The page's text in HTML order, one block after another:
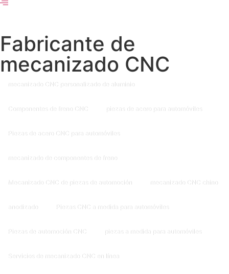
Fabricante de
mecanizado CNC
mecanizado CNC personalizado de aluminio
Componentes de freno CNC piezas de acero para automóviles
Piezas de acero CNC para automóviles
mecanizado de componentes de freno
Mecanizado CNC de piezas de automoción mecanizado CNC chino
anodizado Piezas CNC a medida para automóviles
Piezas de automoción CNC piezas a medida para automóviles
Servicios de mecanizado CNC en línea